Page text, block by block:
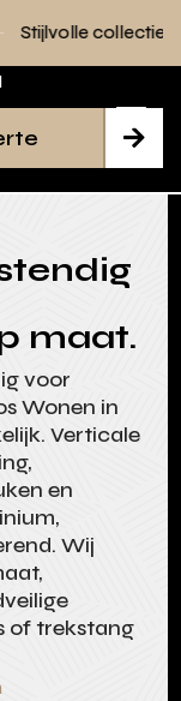
voor elk

maat.
voor
Wonen in
Verticale
en
Wij
of trekstang